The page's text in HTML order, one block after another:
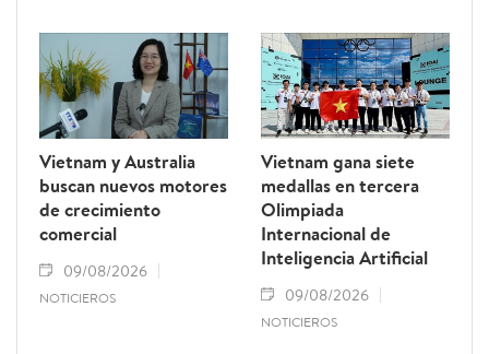
Vietnam y Australia
buscan nuevos motores
de crecimiento
comercial
09/08/2026
NOTICIEROS
Vietnam gana siete
medallas en tercera
Olimpiada
Internacional de
Inteligencia Artificial
09/08/2026
NOTICIEROS